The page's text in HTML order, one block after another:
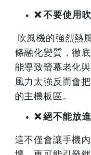
❌ 不要使用
吹風機的強烈熱
條融化變質，徹
能導致螢幕老化
風力太強反而會
的主機板區。
❌ 絕不能放
這不僅會讓手機